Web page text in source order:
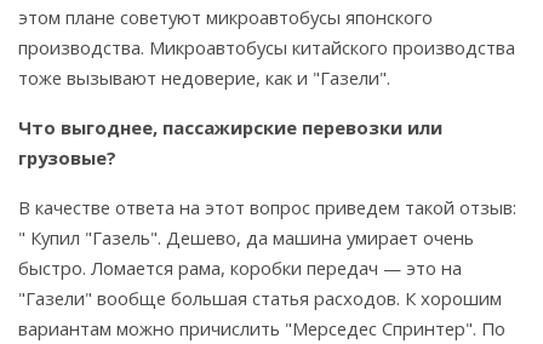
этом плане советуют микроавтобусы японского
производства. Микроавтобусы китайского производства
тоже вызывают недоверие, как и "Газели".
Что выгоднее, пассажирские перевозки или
грузовые?
В качестве ответа на этот вопрос приведем такой отзыв:
" Купил "Газель". Дешево, да машина умирает очень
быстро. Ломается рама, коробки передач — это на
"Газели" вообще большая статья расходов. К хорошим
вариантам можно причислить "Мерседес Спринтер". По